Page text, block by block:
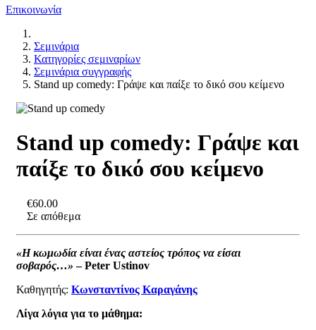
Επικοινωνία
Σεμινάρια
Κατηγορίες σεμιναρίων
Σεμινάρια συγγραφής
Stand up comedy: Γράψε και παίξε το δικό σου κείμενο
Stand up comedy: Γράψε και
παίξε το δικό σου κείμενο
€60.00
Σε απόθεμα
«Η κωμωδία είναι ένας αστείος τρόπος να είσαι
σοβαρός…» – Peter Ustinov
Καθηγητής: Κωνσταντίνος Καραγάνης
Λίγα λόγια για το μάθημα: